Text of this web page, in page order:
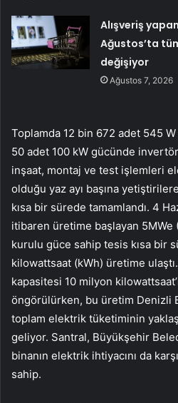
Alışveriş
Ağustos’ta
değişiyor
Ağustos 7, 2026
Toplamda 12 bin 672 adet 545
50 adet 100 kW gücünde
inşaat, montaj ve test işlemleri
olduğu yaz ayı başına
kısa bir sürede tamamlandı. 4
itibaren üretime başlayan 5MWe
kurulu güce sahip tesis kısa bir
kilowattsaat (kWh) üretime
kapasitesi 10 milyon
öngörülürken, bu üretim Denizli
toplam elektrik tüketiminin
geliyor. Santral, Büyükşehir
binanın elektrik ihtiyacını da
sahip.